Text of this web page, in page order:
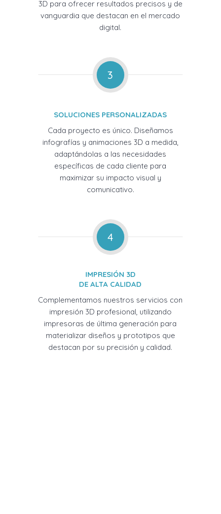
3D para ofrecer resultados precisos y de
vanguardia que destacan en el mercado
digital.
3
SOLUCIONES PERSONALIZADAS
Cada proyecto es único. Diseñamos
infografías y animaciones 3D a medida,
adaptándolas a las necesidades
específicas de cada cliente para
maximizar su impacto visual y
comunicativo.
4
IMPRESIÓN 3D
DE ALTA CALIDAD
Complementamos nuestros servicios con
impresión 3D profesional, utilizando
impresoras de última generación para
materializar diseños y prototipos que
destacan por su precisión y calidad.